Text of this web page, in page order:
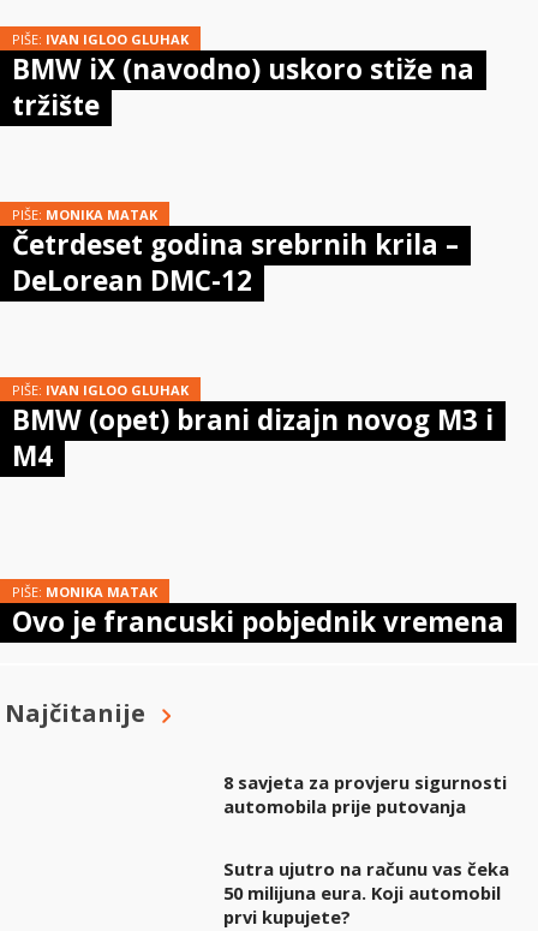
PIŠE: IVAN IGLOO GLUHAK
BMW iX (navodno) uskoro stiže na
tržište
PIŠE: MONIKA MATAK
Četrdeset godina srebrnih krila –
DeLorean DMC-12
PIŠE: IVAN IGLOO GLUHAK
BMW (opet) brani dizajn novog M3 i
M4
PIŠE: MONIKA MATAK
Ovo je francuski pobjednik vremena
Najčitanije
8 savjeta za provjeru sigurnosti
automobila prije putovanja
Sutra ujutro na računu vas čeka
50 milijuna eura. Koji automobil
prvi kupujete?